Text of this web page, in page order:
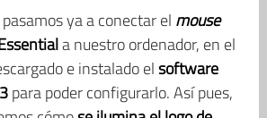
ya a conectar el mouse
a nuestro ordenador, en el
e instalado elsoftware
para poder configurarlo. Así pues,